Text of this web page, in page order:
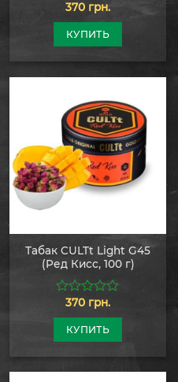
из
370 грн.
КУПИТЬ
Табак CULTt Light G45
(Ред Кисс, 100 г)
из
370 грн.
КУПИТЬ